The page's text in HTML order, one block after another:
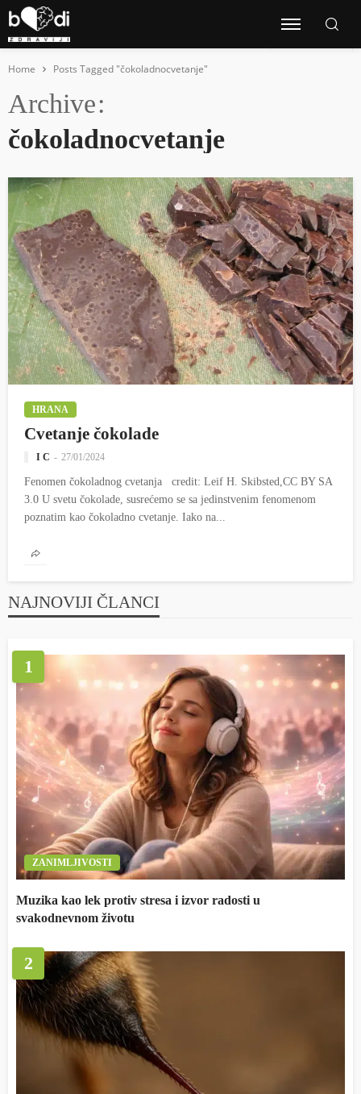
Home Posts Tagged "čokoladnocvetanje"
Archive
čokoladnocvetanje
HRANA
Cvetanje čokolade
I C 27/01/2024
Fenomen čokoladnog cvetanja credit: Leif H. Skibsted,CC BY SA
3.0 U svetu čokolade, susrećemo se sa jedinstvenim fenomenom
poznatim kao čokoladno cvetanje. Iako na...
NAJNOVIJI ČLANCI
1
ZANIMLJIVOSTI
Muzika kao lek protiv stresa i izvor radosti u
svakodnevnom životu
2